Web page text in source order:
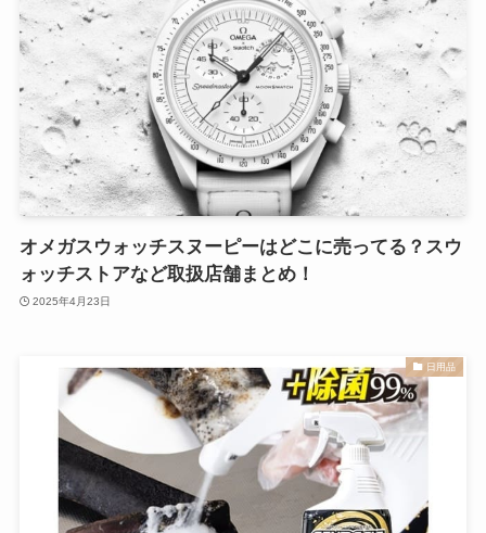
オメガスウォッチスヌーピーはどこに売ってる？スウ
ォッチストアなど取扱店舗まとめ！
2025年4月23日
日用品